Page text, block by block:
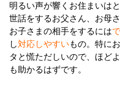
明るい声が響くお住まいは
世話をするお父さん、お母
お子さまの相手をするには
し対応しやすいもの。特に
タと慌ただしいので、ほど
も助かるはずです。